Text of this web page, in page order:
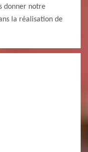
donner notre
la réalisation de